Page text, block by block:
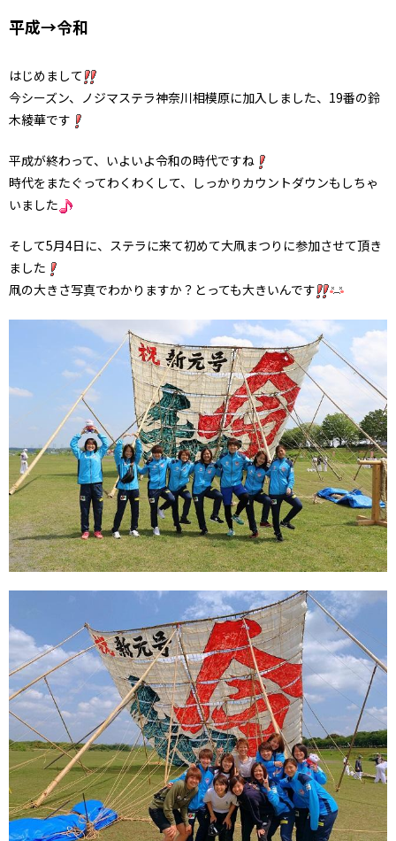
平成→令和
はじめまして
今シーズン、ノジマステラ神奈川相模原に加入しました、19番の鈴
木綾華です
平成が終わって、いよいよ令和の時代ですね
時代をまたぐってわくわくして、しっかりカウントダウンもしちゃ
いました
そして5月4日に、ステラに来て初めて大凧まつりに参加させて頂き
ました
凧の大きさ写真でわかりますか？とっても大きいんです